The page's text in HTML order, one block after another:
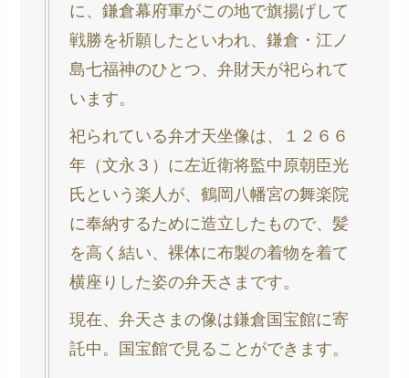
に、鎌倉幕府軍がこの地で旗揚げして
戦勝を祈願したといわれ、鎌倉・江ノ
島七福神のひとつ、弁財天が祀られて
います。
祀られている弁才天坐像は、１２６６
年（文永３）に左近衛将監中原朝臣光
氏という楽人が、鶴岡八幡宮の舞楽院
に奉納するために造立したもので、髪
を高く結い、裸体に布製の着物を着て
横座りした姿の弁天さまです。
現在、弁天さまの像は鎌倉国宝館に寄
託中。国宝館で見ることができます。